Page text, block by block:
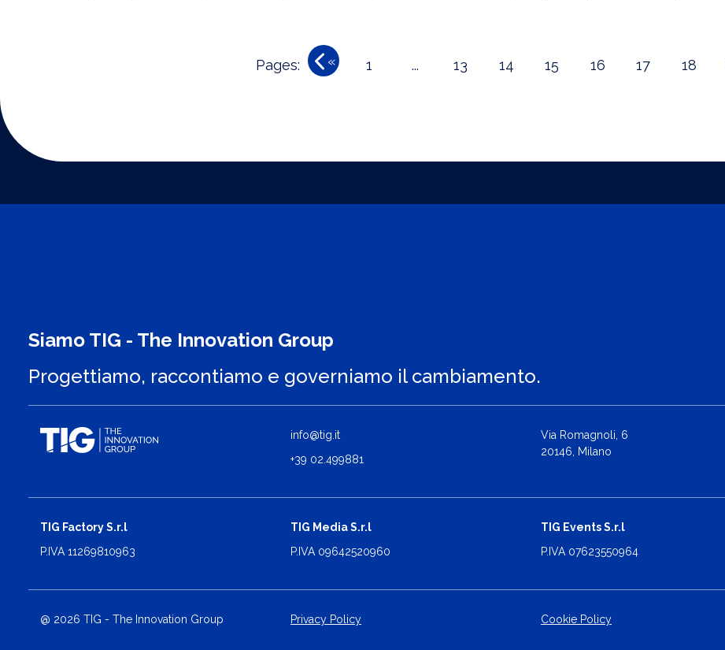
Pages: « 1 ... 13 14 15 16 17 18
Siamo TIG - The Innovation Group
Progettiamo, raccontiamo e governiamo il cambiamento.
info@tig.it
+39 02.499881
Via Romagnoli, 6
20146, Milano
TIG Factory S.r.l
P.IVA 11269810963
TIG Media S.r.l
P.IVA 09642520960
TIG Events S.r.l
P.IVA 07623550964
@ 2026 TIG - The Innovation Group Privacy Policy Cookie Policy